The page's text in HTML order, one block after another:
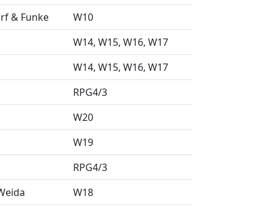
& Funke
W10
W14 W15 W16 W17
W14 W15 W16 W17
RPG4/3
W20
W19
RPG4/3
W18